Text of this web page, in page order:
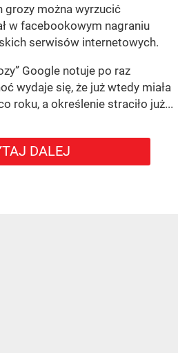
grozy można wyrzucić
w facebookowym nagraniu
serwisów internetowych.
Google notuje po raz
wydaje się, że już wtedy miała
roku, a określenie straciło już...
DALEJ